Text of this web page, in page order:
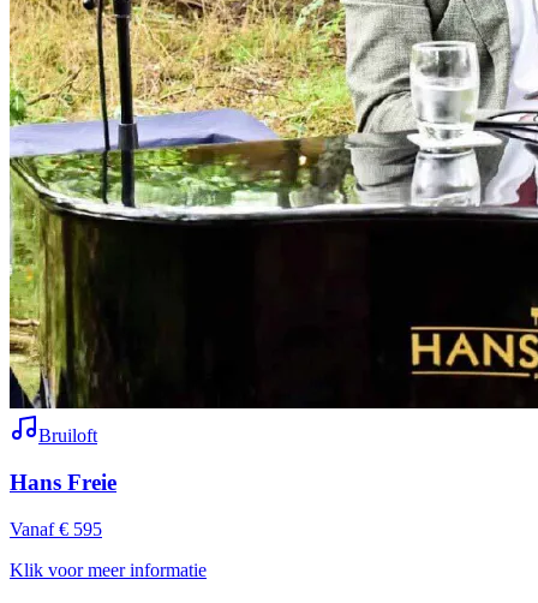
Bruiloft
Hans Freie
Vanaf € 595
Klik voor meer informatie